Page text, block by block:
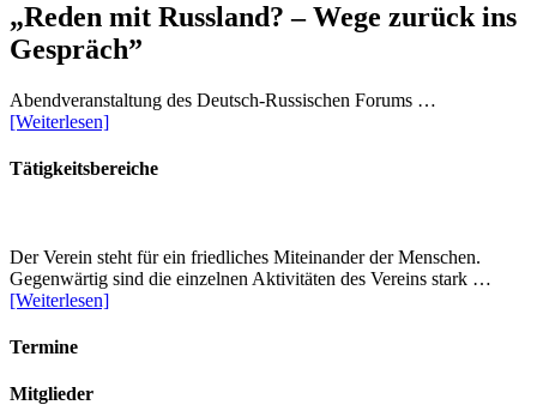
„Reden mit Russland? – Wege zurück ins
Gespräch”
Abendveranstaltung des Deutsch-Russischen Forums …
[Weiterlesen]
Tätigkeitsbereiche
Der Verein steht für ein friedliches Miteinander der Menschen.
Gegenwärtig sind die einzelnen Aktivitäten des Vereins stark …
[Weiterlesen]
Termine
Mitglieder